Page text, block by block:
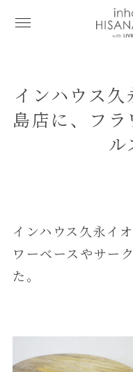
インハウス
島店に、フ
ル
インハウス久永イ
ワーベースやサー
た。